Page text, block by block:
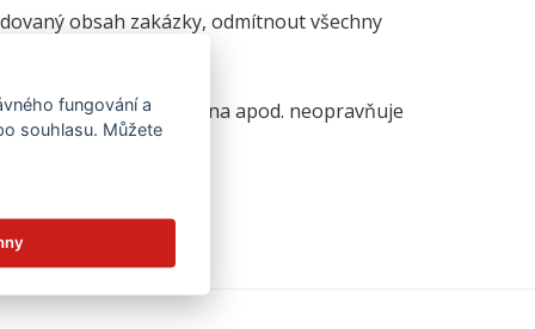
obsah zakázky, odmítnout všechny
nabídková cena apod. neopravňuje
fungování a
souhlasu. Můžete